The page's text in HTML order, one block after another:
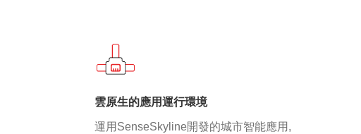
雲原生的應用運行環境
運用SenseSkyline開發的城市智能應用,